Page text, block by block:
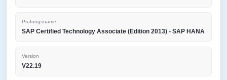
Prüfungsname
SAP Certified Technology Associate (Edition 2013) - SAP HANA
Version
V22.19